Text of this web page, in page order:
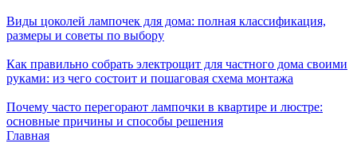
Виды цоколей лампочек для дома: полная классификация,
размеры и советы по выбору
Как правильно собрать электрощит для частного дома своими
руками: из чего состоит и пошаговая схема монтажа
Почему часто перегорают лампочки в квартире и люстре:
основные причины и способы решения
Главная